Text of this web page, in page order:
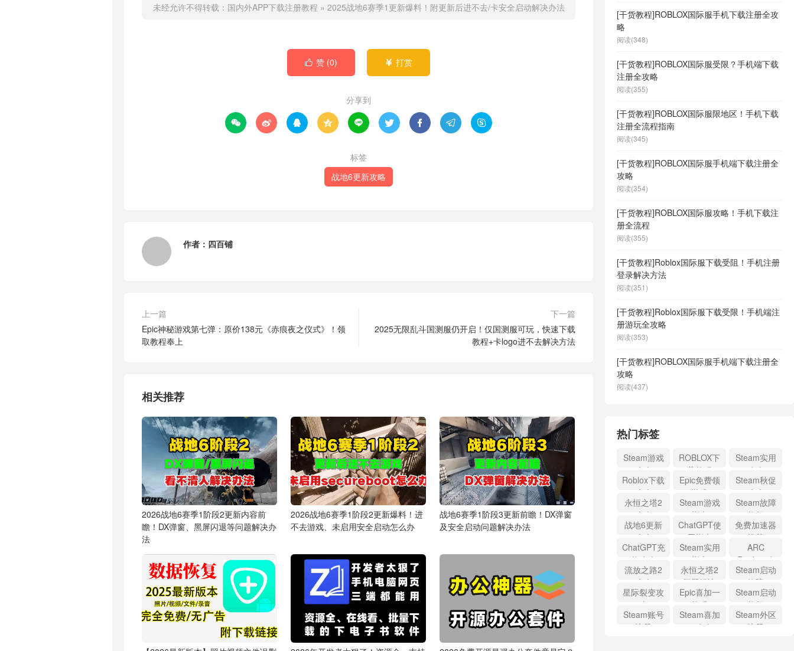
未经允许不得转载： 国内外APP下载注册教程 » 2025战地6赛季1更新爆料！附更新后进不去/卡安全启动解决办法
 赞 (0)  打赏
分享到
        
标签
战地6更新攻略
作者： 四百铺
上一篇
Epic神秘游戏第七弹：原价138元《赤痕夜之仪式》！领
取教程奉上
下一篇
2025无限乱斗国测服仍开启！仅国测服可玩，快速下载
教程+卡logo进不去解决方法
相关推荐
2026战地6赛季1阶段2更新内容前
瞻！DX弹窗、黑屏闪退等问题解决办
法
2026战地6赛季1阶段2更新爆料！进
不去游戏、未启用安全启动怎么办
战地6赛季1阶段3更新前瞻！DX弹窗
及安全启动问题解决办法
[干货教程]ROBLOX国际服手机下载注册全攻
略
阅读(348)
[干货教程]ROBLOX国际服受限？手机端下载
注册全攻略
阅读(355)
[干货教程]ROBLOX国际服限地区！手机下载
注册全流程指南
阅读(345)
[干货教程]ROBLOX国际服手机端下载注册全
攻略
阅读(354)
[干货教程]ROBLOX国际服攻略！手机下载注
册全流程
阅读(355)
[干货教程]Roblox国际服下载受阻！手机注册
登录解决方法
阅读(351)
[干货教程]Roblox国际服下载受限！手机端注
册游玩全攻略
阅读(353)
[干货教程]ROBLOX国际服手机端下载注册全
攻略
阅读(437)
热门标签
Steam游戏
攻略
ROBLOX下
载教程
Steam实用
攻略
Roblox下载
攻略
Epic免费领
游戏
Steam秋促
攻略
永恒之塔2
攻略
Steam游戏
指南
Steam故障
修复
战地6更新
攻略
ChatGPT使
用指南
免费加速器
推荐
ChatGPT充
值攻略
Steam实用
指南
ARC
Raiders攻
略
流放之路2
攻略
永恒之塔2
问题解决
Steam启动
故障
星际裂变攻
略
Epic喜加一
教程
Steam启动
修复
Steam账号
注册
Steam喜加
一攻略
Steam外区
注册